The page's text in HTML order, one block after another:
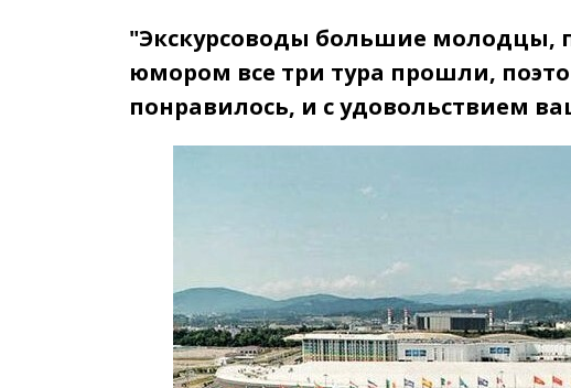
"Экскурсоводы большие молодцы,
юмором все три тура прошли,
понравилось, и с удовольствием